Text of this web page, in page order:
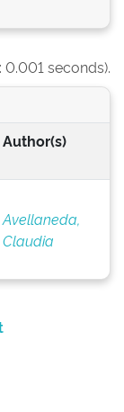
0.001 seconds).
Author(s)
Avellaneda,
Claudia